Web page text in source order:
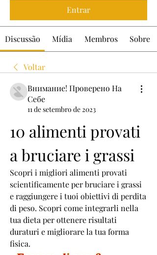
Entrar
Discussão Mídia Membros Sobre
Voltar
Внимание! Проверено На
Себе
11 de setembro de 2023
10 alimenti provati
a bruciare i grassi
Scopri i migliori alimenti provati
scientificamente per bruciare i grassi
e raggiungere i tuoi obiettivi di perdita
di peso. Scopri come integrarli nella
tua dieta per ottenere risultati
duraturi e migliorare la tua forma
fisica.